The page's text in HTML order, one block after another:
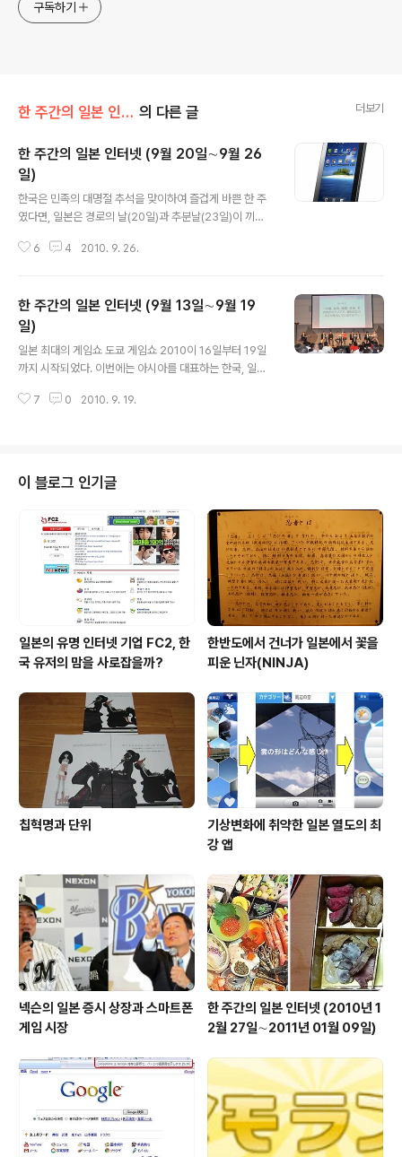
구독하기
한 주간의 일본 인터넷 의 다른 글 더보기
한 주간의 일본 인터넷 (9월 20일∼9월 26
일)
한국은 민족의 대명절 추석을 맞이하여 즐겁게 바쁜 한 주
였다면, 일본은 경로의 날(20일)과 추분날(23일)이 끼면
때보다 무더웠던 올 여름 날씨의 마지막 늦더위가 기승을
이 날씨의 변동에 제대로 못 따라가는 한 주였다. Samsun
g Galaxy Tab 10월에는 삼성이 자랑하는 안드로이드 기
반의 갤럭시S와 갤럭시탭이 일본 시장에 투입되는 뉴스가
나올 것으로 보여 세계 시장에서 명성을 쌓은 삼성이 과연
일본 시장에서 애플의 아이폰과 아이패드에 견주어 얼마만
큼 선전할 수 있을지 기대된다. 한류를 통해 한국의 드라마
6 4 2010. 9. 26.
한 주간의 일본 인터넷 (9월 13일∼9월 19
일)
일본 최대의 게임쇼 도쿄 게임쇼 2010이 16일부터 19일
까지 시작되었다. 이번에는 아시아를 대표하는 한국, 일본,
즈니스 게임 서밋이 개최되었다. 출처 Impress - 한국과
임 선진국으로 다른 아시아 게임에 영향을 주었으며, 시장
도 크고 고품질의 다양한 게임을 제작되고 있고, 모바일 게
임에서 크게 앞서나가고 있다. - 파트너쉽은 결혼과 같은
것으로 협력과 신뢰가 중요하다. - 앞으로의 유망 분야는
소셜 게임과 스마트폰 게임이다. 좀처럼 한자리에 모이기
어려운 각국의 대표적..
7 0 2010. 9. 19.
이 블로그 인기글
일본의 유명 인터넷 기업 FC2, 한
국 유저의 맘을 사로잡을까?
한반도에서 건너가 일본에서 꽃을
피운 닌자(NINJA)
칩혁명과 단위
기상변화에 취약한 일본 열도의 최
강 앱
넥슨의 일본 증시 상장과 스마트폰
게임 시장
한 주간의 일본 인터넷 (2010년 1
2월 27일∼2011년 01월 09일)